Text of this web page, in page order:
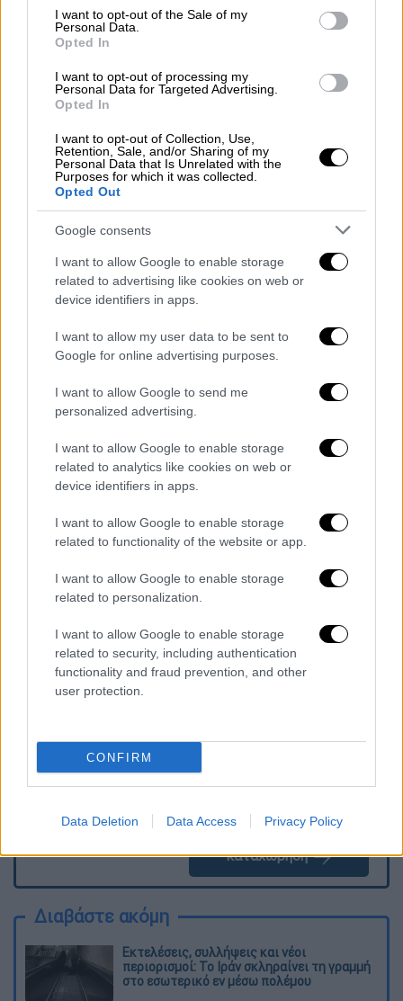
consent section.
I want to opt-out of the Sale of my
Personal Data.
Opted In
I want to opt-out of processing my
Personal Data for Targeted Advertising.
Opted In
I want to opt-out of Collection, Use,
Retention, Sale, and/or Sharing of my
Personal Data that Is Unrelated with the
Purposes for which it was collected.
Opted Out
Google consents
I want to allow Google to enable storage
related to advertising like cookies on web or
device identifiers in apps.
I want to allow my user data to be sent to
Google for online advertising purposes.
I want to allow Google to send me
personalized advertising.
I want to allow Google to enable storage
related to analytics like cookies on web or
device identifiers in apps.
I want to allow Google to enable storage
related to functionality of the website or app.
I want to allow Google to enable storage
related to personalization.
I want to allow Google to enable storage
related to security, including authentication
functionality and fraud prevention, and other
user protection.
CONFIRM
Data Deletion Data Access Privacy Policy
Τα σχολιά σας δημοσιεύονται άμεσα με δική σας ευθύνη. Το
ΕΘΝΟΣ θα παρεμβαίνει και τα προσβλητικά σχόλια θα
διαγράφονται
καταχώρηση
Διαβάστε ακόμη
Εκτελέσεις, συλλήψεις και νέοι
περιορισμοί: Το Ιράν σκληραίνει τη γραμμή
στο εσωτερικό εν μέσω πολέμου